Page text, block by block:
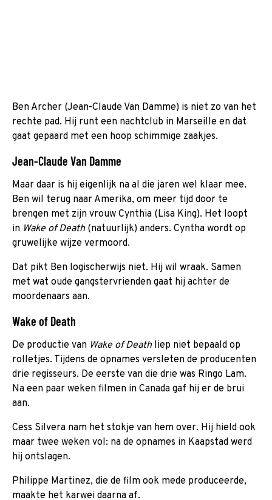
Ben Archer (Jean-Claude Van Damme) is niet zo van het
rechte pad. Hij runt een nachtclub in Marseille en dat
gaat gepaard met een hoop schimmige zaakjes.
Jean-Claude Van Damme
Maar daar is hij eigenlijk na al die jaren wel klaar mee.
Ben wil terug naar Amerika, om meer tijd door te
brengen met zijn vrouw Cynthia (Lisa King). Het loopt
in Wake of Death (natuurlijk) anders. Cyntha wordt op
gruwelijke wijze vermoord.
Dat pikt Ben logischerwijs niet. Hij wil wraak. Samen
met wat oude gangstervrienden gaat hij achter de
moordenaars aan.
Wake of Death
De productie van Wake of Death liep niet bepaald op
rolletjes. Tijdens de opnames versleten de producenten
drie regisseurs. De eerste van die drie was Ringo Lam.
Na een paar weken filmen in Canada gaf hij er de brui
aan.
Cess Silvera nam het stokje van hem over. Hij hield ook
maar twee weken vol: na de opnames in Kaapstad werd
hij ontslagen.
Philippe Martinez, die de film ook mede produceerde,
maakte het karwei daarna af.